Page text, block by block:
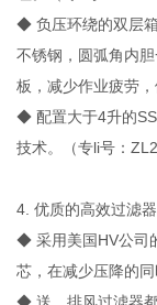
◆ 负压环绕的双层
不锈钢，圆弧角内
板，减少作业疲劳，
◆ 配置大于4升的
技术。（专li号：
4. 优质的高效过滤器
◆ 采用美国HV公司
芯，在减少压降的